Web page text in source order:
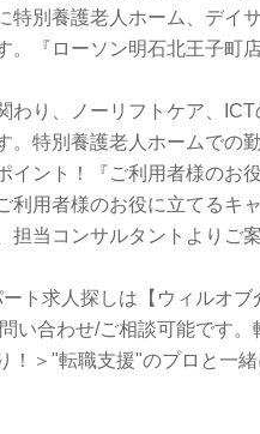
特別養護老人ホーム、デイ
『ローソン明石北王子町
り、ノーリフトケア、
特別養護老人ホームでの
ント！『ご利用者様のお
利用者様のお役に立てるキ
当コンサルタントよりご
ト求人探しは【ウィルオ
い合わせ/ご相談可能です
＞"転職支援"のプロと一